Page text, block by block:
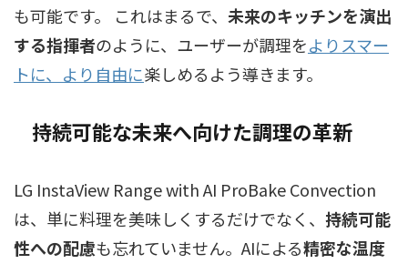
も可能です。 これはまるで、 未来のキッチンを演出
する指揮者のように、ユーザーが調理をよりスマー
トに、より自由に楽しめるよう導きます。
持続可能な未来へ向けた調理の革新
LG InstaView Range with AI ProBake Convection
は、単に料理を美味しくするだけでなく、 持続可能
性への配慮も忘れていません。AIによる精密な温度